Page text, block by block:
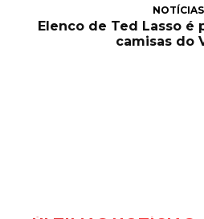
NOTÍCIAS
Elenco de Ted Lasso é
camisas do